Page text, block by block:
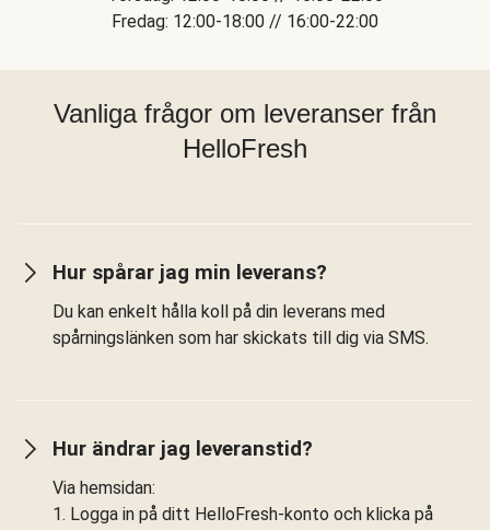
Fredag: 12:00-18:00 // 16:00-22:00
Vanliga frågor om leveranser från
HelloFresh
Hur spårar jag min leverans?
Du kan enkelt hålla koll på din leverans med
spårningslänken som har skickats till dig via SMS.
Hur ändrar jag leveranstid?
Via hemsidan:
1. Logga in på ditt HelloFresh-konto och klicka på